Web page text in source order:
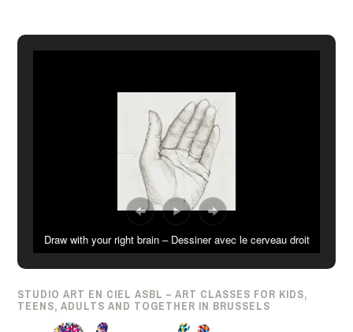
Draw with your right brain – Dessiner avec le cerveau droit
STUDIO ART EN CIEL ASBL – ART CLASSES FOR KIDS,
TEENS, ADULTS AND TOGETHER IN BRUSSELS